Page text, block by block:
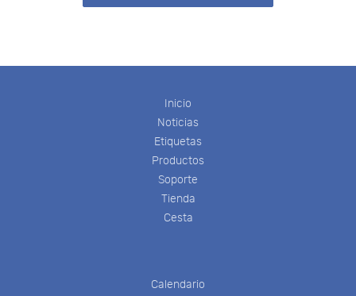
Inicio
Noticias
Etiquetas
Productos
Soporte
Tienda
Cesta
Calendario